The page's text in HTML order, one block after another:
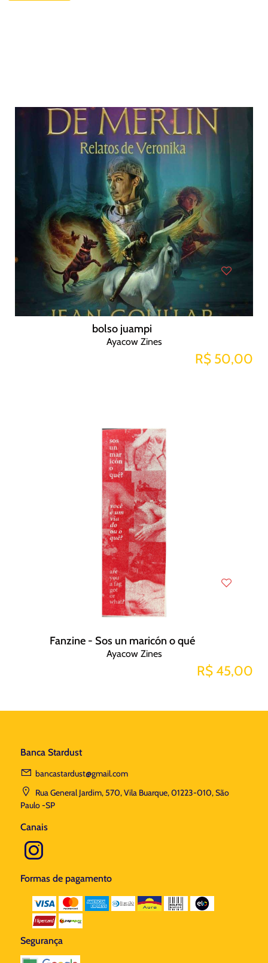
bolso juampi
Ayacow Zines
R$ 50,00
Fanzine - Sos un maricón o qué
Ayacow Zines
R$ 45,00
Banca Stardust
bancastardust@gmail.com
Rua General Jardim, 570, Vila Buarque, 01223-010, São
Paulo -SP
Canais
Formas de pagamento
Segurança